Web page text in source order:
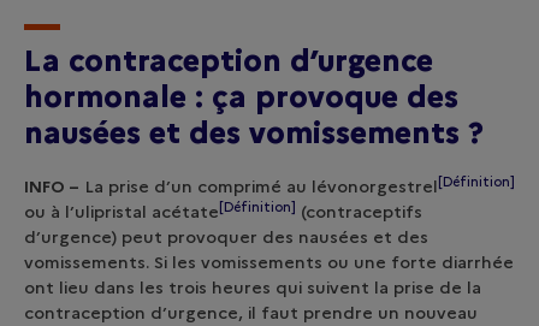
La contraception d’urgence
hormonale : ça provoque des
nausées et des vomissements ?
INFO – La prise d’un comprimé au lévonorgestrel [Définition]
ou à l’ulipristal acétate [Définition] (contraceptifs
d’urgence) peut provoquer des nausées et des
vomissements. Si les vomissements ou une forte diarrhée
ont lieu dans les trois heures qui suivent la prise de la
contraception d’urgence, il faut prendre un nouveau